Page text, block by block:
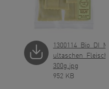
1300114_Bio_DI_Ma
ultaschen_Fleisch_
300g.jpg
952 KB